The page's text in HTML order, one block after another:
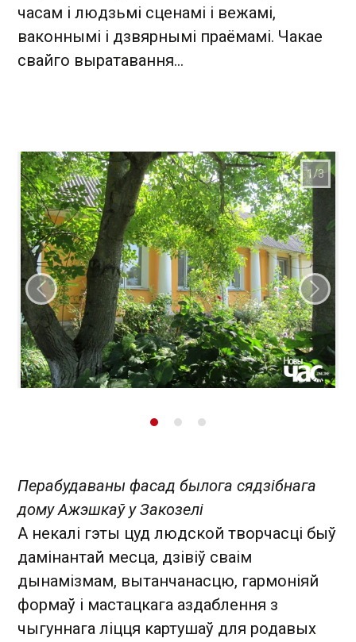
часам і людзьмі сценамі і вежамі,
ваконнымі і дзвярнымі праёмамі. Чакае
свайго выратавання…
Папярэдні слайд
Перабудаваны фасад былога сядзібнага
дому Ажэшкаў у Закозелі
А некалі гэты цуд людской творчасці быў
дамінантай месца, дзівіў сваім
дынамізмам, вытанчанасцю, гармоніяй
формаў і мастацкага аздаблення з
чыгуннага ліцця картушаў для родавых